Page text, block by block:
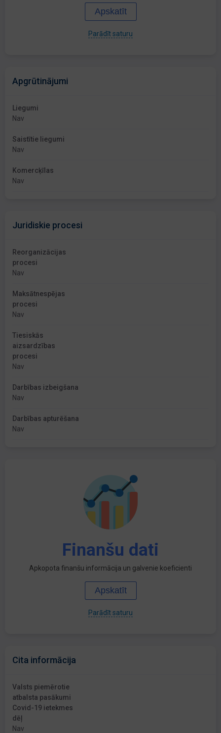
Apskatīt
Parādīt saturu
Apgrūtinājumi
Liegumi
Nav
Saistītie liegumi
Nav
Komercķīlas
Nav
Juridiskie procesi
Reorganizācijas
procesi
Nav
Maksātnespējas
procesi
Nav
Tiesiskās
aizsardzības
procesi
Nav
Darbības izbeigšana
Nav
Darbības apturēšana
Nav
Finanšu dati
Apkopota finanšu informācija un galvenie koeficienti
Apskatīt
Parādīt saturu
Cita informācija
Valsts piemērotie
atbalsta pasākumi
Covid-19 ietekmes
dēļ
Nav